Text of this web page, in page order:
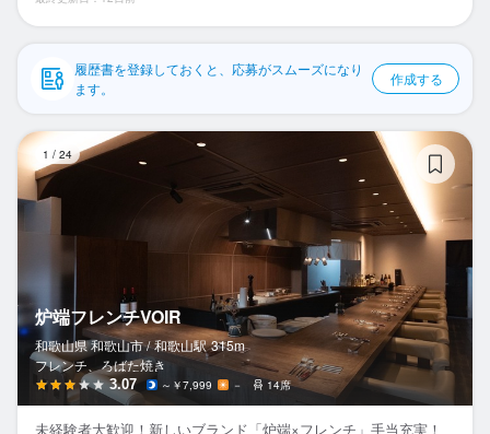
企業情報
履歴書を登録しておくと、応募がスムーズになり
ます。
作成する
1 / 24
炉端フレンチVOIR
和歌山県 和歌山市 / 和歌山駅 315m
フレンチ、ろばた焼き
3.07 ～￥7,999 － 14席
未経験者大歓迎！新しいブランド「炉端×フレンチ」手当充実！